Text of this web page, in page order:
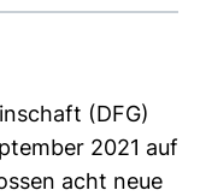
(DFG)
2021 auf
acht neue